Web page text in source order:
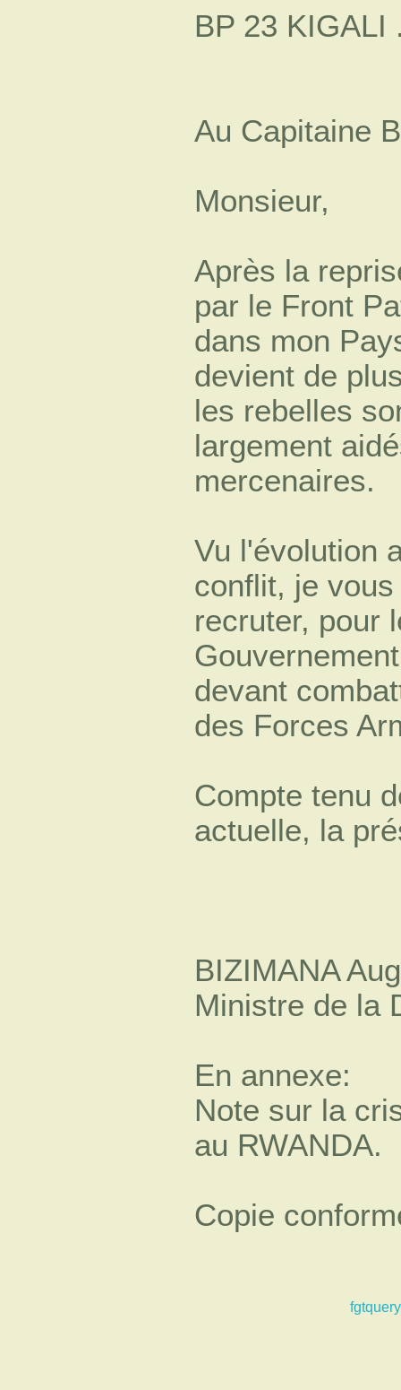
BP 23 KIGALI
Au Capitaine
Monsieur,
Après la
par le Front
dans mon
devient de
les rebelles
largement
mercenaires.
Vu l'évolution
conflit, je
recruter, pour
devant
des Forces
Compte tenu
actuelle, la
BIZIMANA
Ministre de la
En annexe:
Note sur la
au RWANDA.
Copie